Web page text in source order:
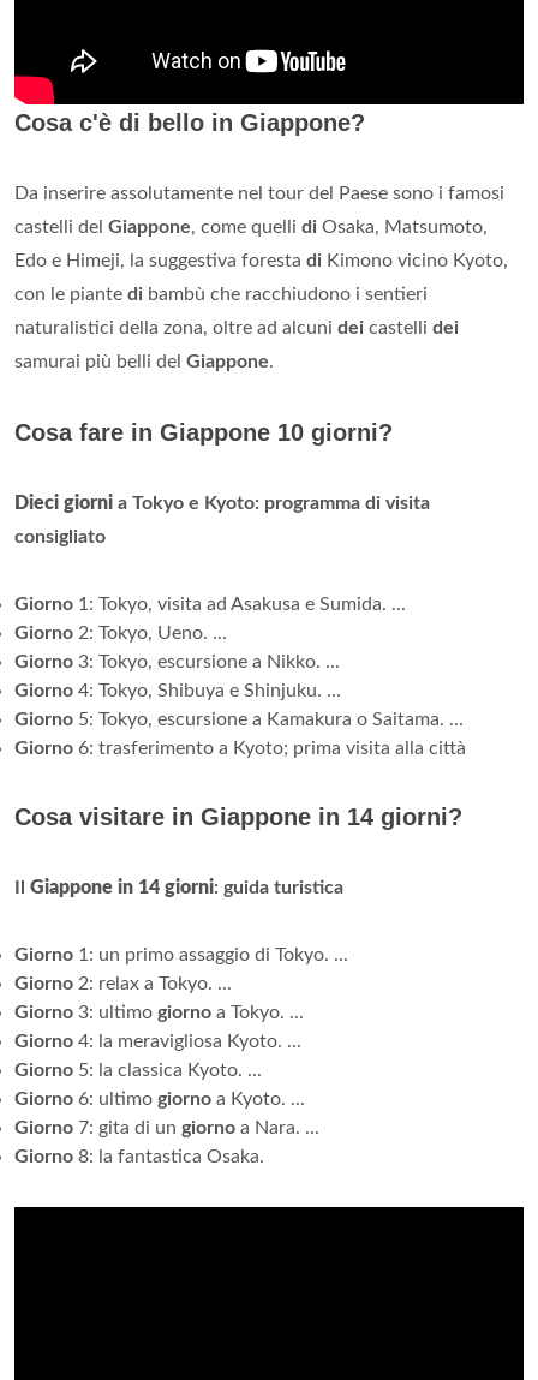
Cosa c'è di bello in Giappone?
Da inserire assolutamente nel tour del Paese sono i famosi
castelli del Giappone, come quelli di Osaka, Matsumoto,
Edo e Himeji, la suggestiva foresta di Kimono vicino Kyoto,
con le piante di bambù che racchiudono i sentieri
naturalistici della zona, oltre ad alcuni dei castelli dei
samurai più belli del Giappone.
Cosa fare in Giappone 10 giorni?
Dieci giorni a Tokyo e Kyoto: programma di visita
consigliato
Giorno 1: Tokyo, visita ad Asakusa e Sumida. ...
Giorno 2: Tokyo, Ueno. ...
Giorno 3: Tokyo, escursione a Nikko. ...
Giorno 4: Tokyo, Shibuya e Shinjuku. ...
Giorno 5: Tokyo, escursione a Kamakura o Saitama. ...
Giorno 6: trasferimento a Kyoto; prima visita alla città
Cosa visitare in Giappone in 14 giorni?
Giappone in 14 giorni: guida turistica
Giorno 1: un primo assaggio di Tokyo. ...
Giorno 2: relax a Tokyo. ...
Giorno 3: ultimo giorno a Tokyo. ...
Giorno 4: la meravigliosa Kyoto. ...
Giorno 5: la classica Kyoto. ...
Giorno 6: ultimo giorno a Kyoto. ...
Giorno 7: gita di un giorno a Nara. ...
Giorno 8: la fantastica Osaka.